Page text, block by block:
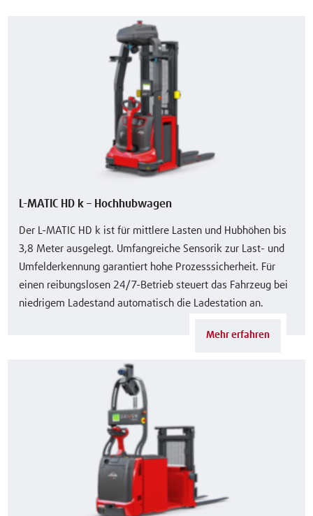
L-MATIC HD k – Hochhubwagen
Der L-MATIC HD k ist für mittlere Lasten und Hubhöhen bis
3,8 Meter ausgelegt. Umfangreiche Sensorik zur Last- und
Umfelderkennung garantiert hohe Prozesssicherheit. Für
einen reibungslosen 24/7-Betrieb steuert das Fahrzeug bei
niedrigem Ladestand automatisch die Ladestation an.
Mehr erfahren